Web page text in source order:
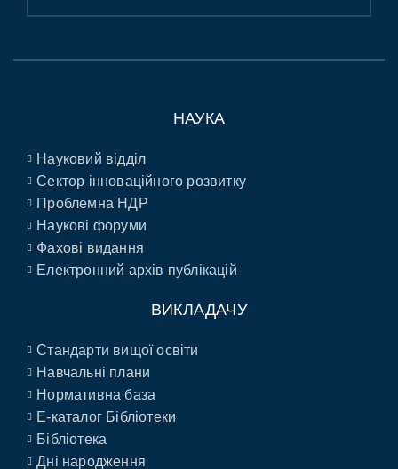
НАУКА
Науковий відділ
Сектор інноваційного розвитку
Проблемна НДР
Наукові форуми
Фахові видання
Електронний архів публікацій
ВИКЛАДАЧУ
Стандарти вищої освіти
Навчальні плани
Нормативна база
E-каталог Бібліотеки
Бібліотека
Дні народження